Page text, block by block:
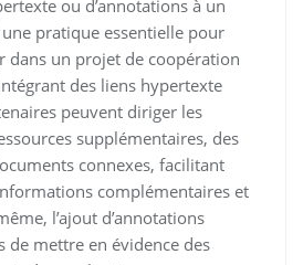
ou d’annotations à un
pratique essentielle pour
dans un projet de coopération
des liens hypertexte
peuvent diriger les
supplémentaires, des
connexes, facilitant
complémentaires et
l’ajout d’annotations
de mettre en évidence des